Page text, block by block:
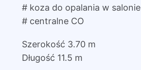
# koza do opalania w salonie
# centralne CO
Szerokość 3.70 m
Długość 11.5 m